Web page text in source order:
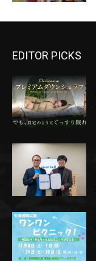
EDITOR PICKS